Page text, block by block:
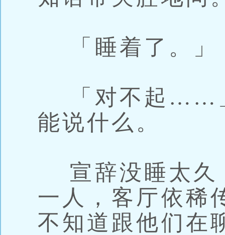
「睡着了。」
「对不起……
能说什么。
宣辞没睡太久
一人，客厅依稀
不知道跟他们在